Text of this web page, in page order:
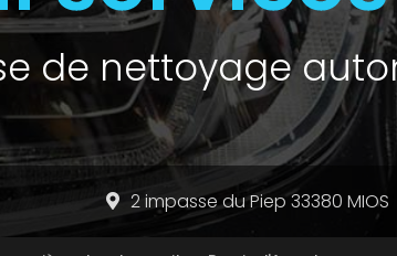
de nettoyage
2 impasse du Piep 33380 MIOS